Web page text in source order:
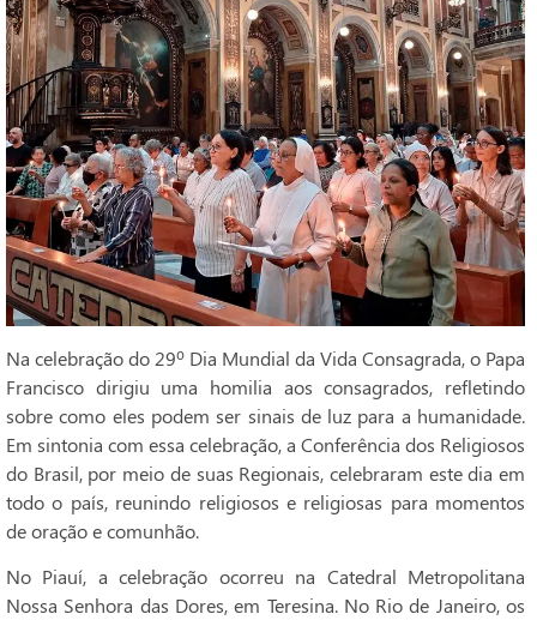
Na celebração do 29º Dia Mundial da Vida Consagrada, o Papa
Francisco dirigiu uma homilia aos consagrados, refletindo
sobre como eles podem ser sinais de luz para a humanidade.
Em sintonia com essa celebração, a Conferência dos Religiosos
do Brasil, por meio de suas Regionais, celebraram este dia em
todo o país, reunindo religiosos e religiosas para momentos
de oração e comunhão.
No Piauí, a celebração ocorreu na Catedral Metropolitana
Nossa Senhora das Dores, em Teresina. No Rio de Janeiro, os